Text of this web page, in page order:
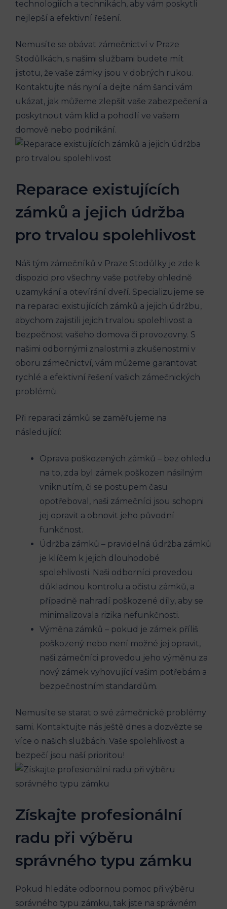
technologiích a technikách, aby vám poskytli
nejlepší a efektivní řešení.
Nemusíte se obávat zámečnictví v Praze
Stodůlkách, s našimi službami budete mít
jistotu, že vaše zámky jsou v dobrých rukou.
Kontaktujte nás nyní a dejte nám šanci vám
ukázat, jak můžeme zlepšit vaše zabezpečení a
poskytnout vám klid a pohodlí ve vašem
domově nebo podnikání.
Reparace existujících
zámků a jejich údržba
pro trvalou spolehlivost
Náš tým zámečníků v Praze Stodůlky je zde k
dispozici pro všechny vaše potřeby ohledně
uzamykání a otevírání dveří. Specializujeme se
na reparaci existujících zámků a jejich údržbu,
abychom zajistili jejich trvalou spolehlivost a
bezpečnost vašeho domova či provozovny. S
našimi odbornými znalostmi a zkušenostmi v
oboru zámečnictví, vám můžeme garantovat
rychlé a efektivní řešení vašich zámečnických
problémů.
Při reparaci zámků se zaměřujeme na
následující:
Oprava poškozených zámků – bez ohledu
na to, zda byl zámek poškozen násilným
vniknutím, či se postupem času
opotřeboval, naši zámečníci jsou schopni
jej opravit a obnovit jeho původní
funkčnost.
Údržba zámků – pravidelná údržba zámků
je klíčem k jejich dlouhodobé
spolehlivosti. Naši odborníci provedou
důkladnou kontrolu a očistu zámků, a
případně nahradí poškozené díly, aby se
minimalizovala rizika nefunkčnosti.
Výměna zámků – pokud je zámek příliš
poškozený nebo není možné jej opravit,
naši zámečníci provedou jeho výměnu za
nový zámek vyhovující vašim potřebám a
bezpečnostním standardům.
Nemusíte se starat o své zámečnické problémy
sami. Kontaktujte nás ještě dnes a dozvězte se
více o našich službách. Vaše spolehlivost a
bezpečí jsou naší prioritou!
Získajte profesionální
radu při výběru
správného typu zámku
Pokud hledáte odbornou pomoc při výběru
správného typu zámku, tak jste na správném